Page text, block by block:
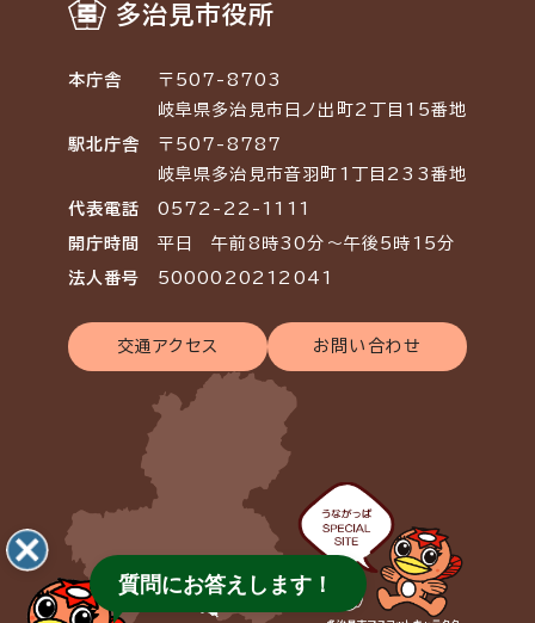
多治見市役所
本庁舎
〒507-8703
岐阜県多治見市日ノ出町2丁目15番地
駅北庁舎
〒507-8787
岐阜県多治見市音羽町1丁目233番地
代表電話 0572-22-1111
開庁時間 平日 午前8時30分～午後5時15分
法人番号 5000020212041
交通アクセス お問い合わせ
質問にお答えします！